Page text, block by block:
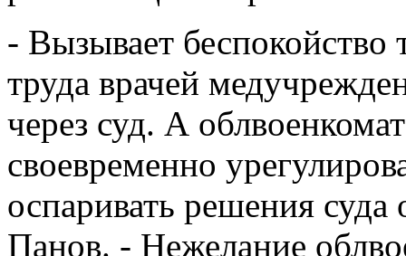
- Вызывает беспокойство
труда врачей
через суд. А
своевременно
оспаривать решения
Панов. - Нежелание